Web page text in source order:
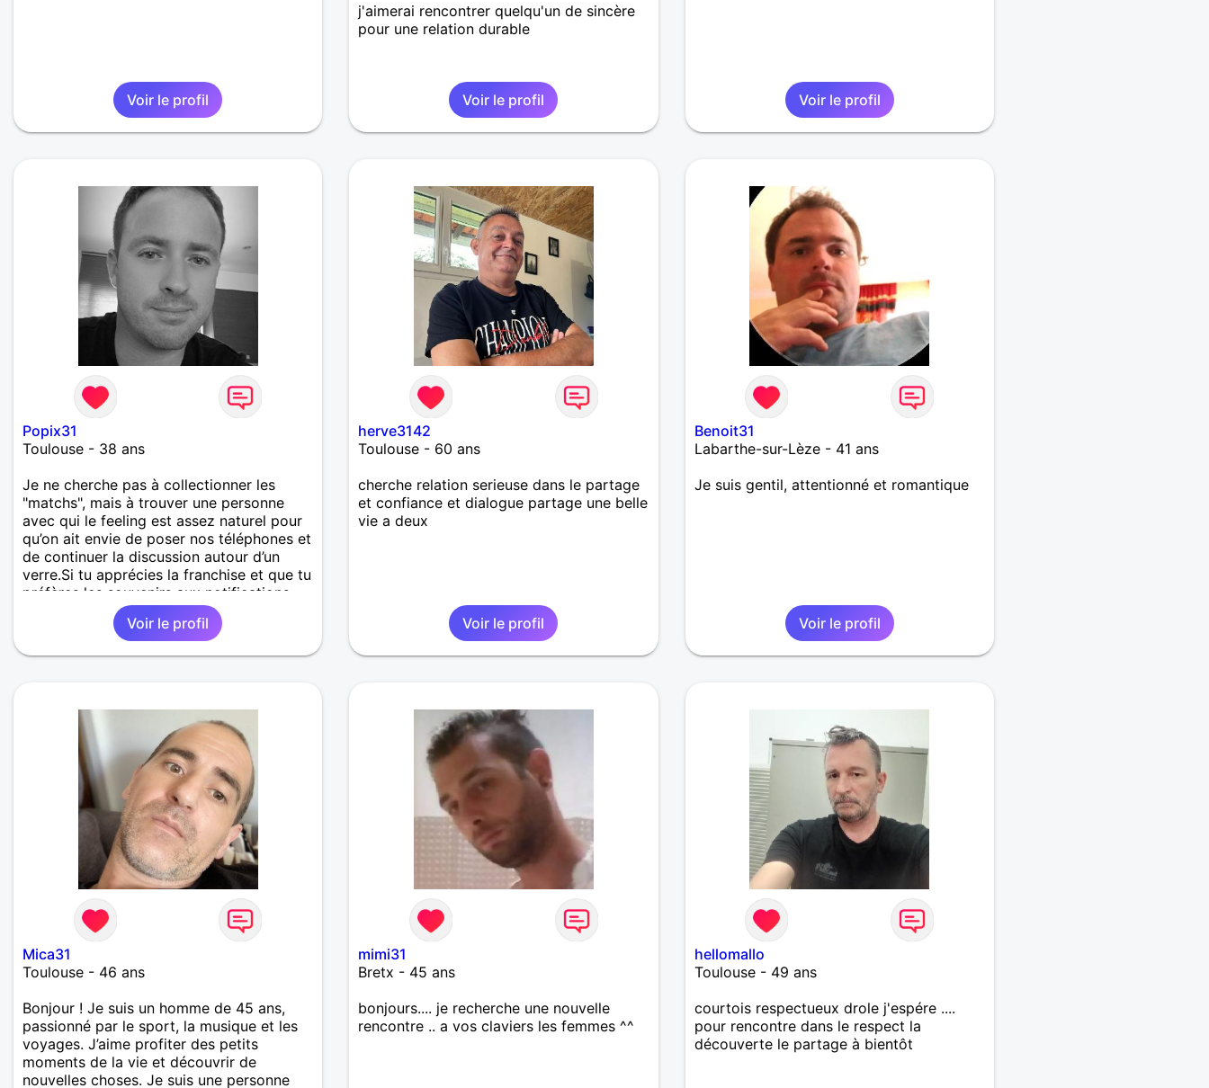
Voir le profil
j'aimerai rencontrer quelqu'un de sincère
pour une relation durable
Voir le profil Voir le profil
Popix31
Toulouse - 38 ans
​Je ne cherche pas à collectionner les
"matchs", mais à trouver une personne
avec qui le feeling est assez naturel pour
qu’on ait envie de poser nos téléphones et
de continuer la discussion autour d’un
verre. ​Si tu apprécies la franchise et que tu
préfères les souvenirs aux notifications,
on devrait bien s’entendre... Place a la
séduction et au plaisir! 😊 Bien à vous
Voir le profil
herve3142
Toulouse - 60 ans
cherche relation serieuse dans le partage
et confiance et dialogue partage une belle
vie a deux
Voir le profil
Benoit31
Labarthe-sur-Lèze - 41 ans
Je suis gentil, attentionné et romantique
Voir le profil
Mica31
Toulouse - 46 ans
Bonjour ! Je suis un homme de 45 ans,
passionné par le sport, la musique et les
voyages. J’aime profiter des petits
moments de la vie et découvrir de
nouvelles choses. Je suis une personne
mimi31
Bretx - 45 ans
bonjours.... je recherche une nouvelle
rencontre .. a vos claviers les femmes ^^
hellomallo
Toulouse - 49 ans
courtois respectueux drole j'espére ....
pour rencontre dans le respect la
découverte le partage à bientôt